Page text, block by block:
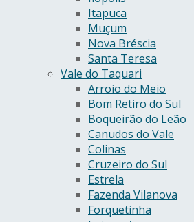
Itapuca
Muçum
Nova Bréscia
Santa Teresa
Vale do Taquari
Arroio do Meio
Bom Retiro do Sul
Boqueirão do Leão
Canudos do Vale
Colinas
Cruzeiro do Sul
Estrela
Fazenda Vilanova
Forquetinha